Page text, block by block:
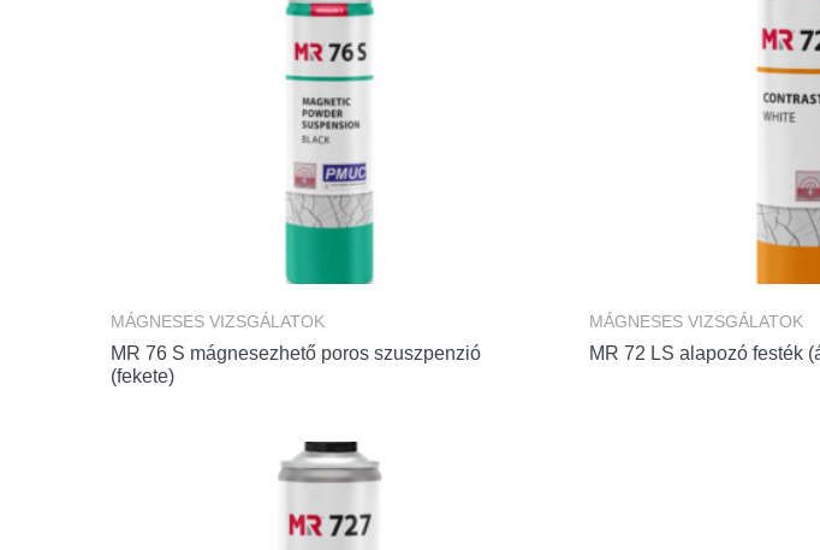
MÁGNESES VIZSGÁLATOK
MR 76 S mágnesezhető poros szuszpenzió
(fekete)
MÁGNESES VIZSGÁLATOK
MR 72 LS alapozó festék